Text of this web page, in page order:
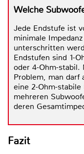
Welche
Jede Endstufe ist
minimale
unterschritten
Endstufen sind 1-
oder 4-Ohm-stabil.
Problem, man darf
eine 2-Ohm-
mehreren
deren
Fazit